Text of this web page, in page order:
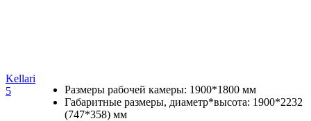
Kellari
5
Размеры рабочей камеры: 1900*1800 мм
Габаритные размеры, диаметр*высота: 1900*2232
(747*358) мм